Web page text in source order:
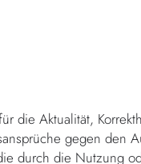
die Aktualität,
gegen den
durch die Nutzung